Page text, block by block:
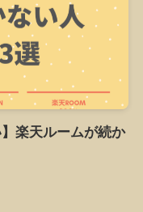
楽天ルームが続か